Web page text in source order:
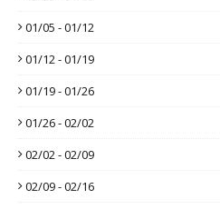
01/05 - 01/12
01/12 - 01/19
01/19 - 01/26
01/26 - 02/02
02/02 - 02/09
02/09 - 02/16